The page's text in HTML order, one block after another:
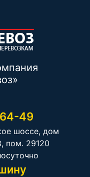
49
шоссе, дом
пом. 29120